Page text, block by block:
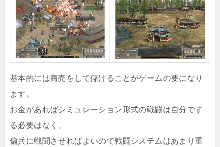
基本的には商売をして儲けることがゲームの要になり
ます。
お金があればシミュレーション形式の戦闘は自分です
る必要はなく、
傭兵に戦闘させればよいので戦闘システムはあまり重